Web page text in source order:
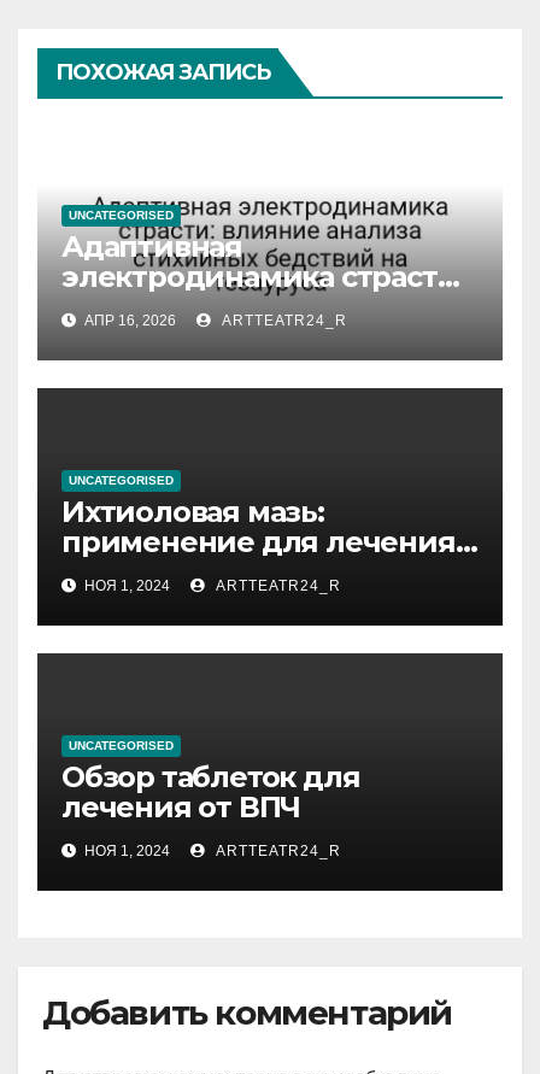
ПОХОЖАЯ ЗАПИСЬ
UNCATEGORISED
Адаптивная
электродинамика страсти:
влияние анализа
стихийных бедствий на
тезауруса
АПР 16, 2026 ARTTEATR24_R
UNCATEGORISED
Ихтиоловая мазь:
применение для лечения
фурункулов
НОЯ 1, 2024 ARTTEATR24_R
UNCATEGORISED
Обзор таблеток для
лечения от ВПЧ
НОЯ 1, 2024 ARTTEATR24_R
Добавить комментарий